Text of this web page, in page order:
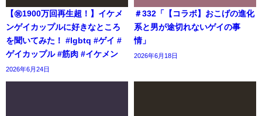
【㊗️1900万回再生超！】イケメ
ンゲイカップルに好きなところ
を聞いてみた！ #lgbtq #ゲイ #
ゲイカップル #筋肉 #イケメン
2026年6月24日
＃332「【コラボ】おこげの進化
系と男が途切れないゲイの事
情」
2026年6月18日